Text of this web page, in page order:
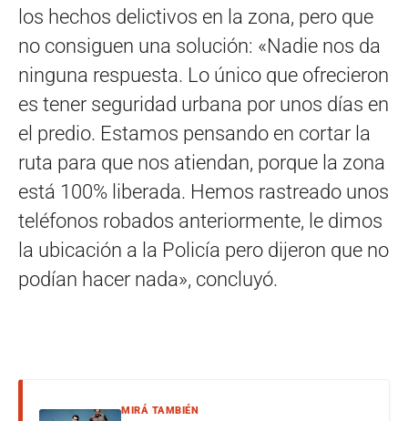
los hechos delictivos en la zona, pero que
no consiguen una solución: «Nadie nos da
ninguna respuesta. Lo único que ofrecieron
es tener seguridad urbana por unos días en
el predio. Estamos pensando en cortar la
ruta para que nos atiendan, porque la zona
está 100% liberada. Hemos rastreado unos
teléfonos robados anteriormente, le dimos
la ubicación a la Policía pero dijeron que no
podían hacer nada», concluyó.
MIRÁ TAMBIÉN